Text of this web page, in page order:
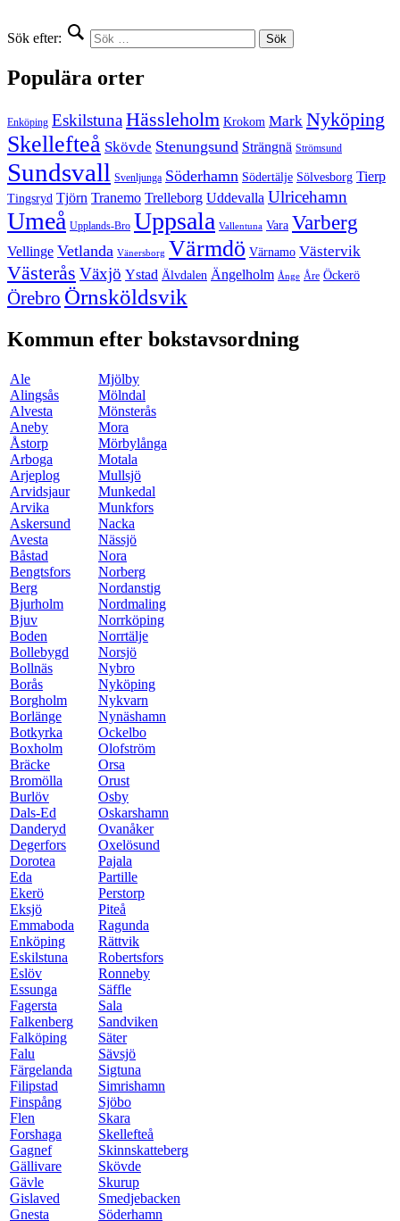
Sök efter:
Populära orter
Enköping EskilstunaHässleholm Krokom Mark Nyköping
Skellefteå Skövde Stenungsund Strängnä Strömsund
Sundsvall Svenljunga Söderhamn Södertälje Sölvesborg Tierp
Tingsryd Tjörn Tranemo Trelleborg Uddevalla Ulricehamn
Umeå Upplands-Bro Uppsala Vallentuna Vara Varberg
Vellinge Vetlanda Vänersborg Värmdö Värnamo Västervik
Västerås Växjö Ystad Älvdalen Ängelholm Ånge Åre Öckerö
Örebro Örnsköldsvik
Kommun efter bokstavsordning
Ale
Alingsås
Alvesta
Aneby
Åstorp
Arboga
Arjeplog
Arvidsjaur
Arvika
Askersund
Avesta
Båstad
Bengtsfors
Berg
Bjurholm
Bjuv
Boden
Bollebygd
Bollnäs
Borås
Borgholm
Borlänge
Botkyrka
Boxholm
Bräcke
Bromölla
Burlöv
Dals-Ed
Danderyd
Degerfors
Dorotea
Eda
Ekerö
Eksjö
Emmaboda
Enköping
Eskilstuna
Eslöv
Essunga
Fagersta
Falkenberg
Falköping
Falu
Färgelanda
Filipstad
Finspång
Flen
Forshaga
Gagnef
Gällivare
Gävle
Gislaved
Gnesta
Mjölby
Mölndal
Mönsterås
Mora
Mörbylånga
Motala
Mullsjö
Munkedal
Munkfors
Nacka
Nässjö
Nora
Norberg
Nordanstig
Nordmaling
Norrköping
Norrtälje
Norsjö
Nybro
Nyköping
Nykvarn
Nynäshamn
Ockelbo
Olofström
Orsa
Orust
Osby
Oskarshamn
Ovanåker
Oxelösund
Pajala
Partille
Perstorp
Piteå
Ragunda
Rättvik
Robertsfors
Ronneby
Säffle
Sala
Sandviken
Säter
Sävsjö
Sigtuna
Simrishamn
Sjöbo
Skara
Skellefteå
Skinnskatteberg
Skövde
Skurup
Smedjebacken
Söderhamn